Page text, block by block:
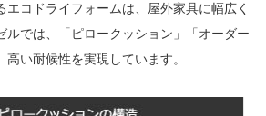
エコドライフォームは、屋外家具に幅広く
ルでは、「ピロークッション」「オーダー
い耐候性を実現しています。